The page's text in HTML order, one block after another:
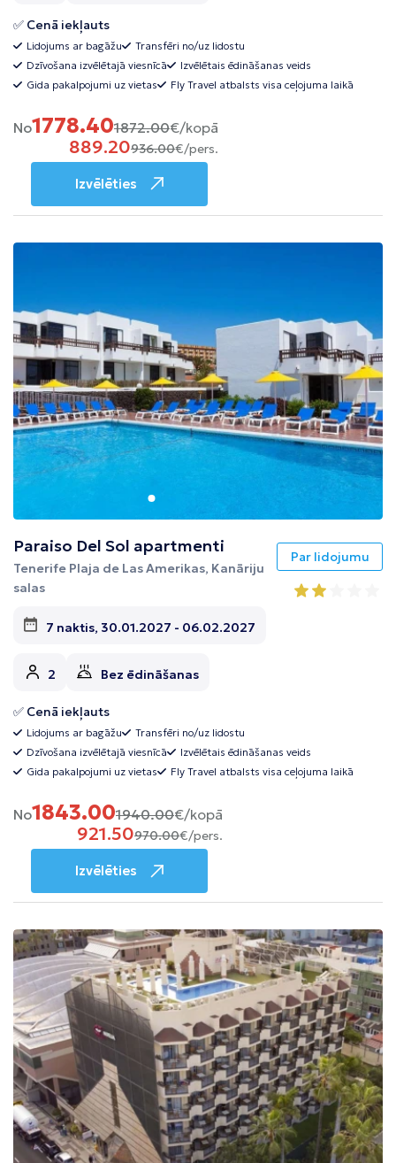
✅ Cenā iekļauts
Lidojums ar bagāžu
Transfēri no/uz lidostu
Dzīvošana izvēlētajā viesnīcā
Izvēlētais ēdināšanas veids
Gida pakalpojumi uz vietas
Fly Travel atbalsts visa ceļojuma laikā
No1778.401872.00€/kopā
889.20936.00€/pers.
Izvēlēties
Paraiso Del Sol apartmenti
Tenerife Plaja de Las Amerikas, Kanāriju
salas
7 naktis, 30.01.2027 - 06.02.2027
2 Bez ēdināšanas
✅ Cenā iekļauts
Lidojums ar bagāžu
Transfēri no/uz lidostu
Dzīvošana izvēlētajā viesnīcā
Izvēlētais ēdināšanas veids
Gida pakalpojumi uz vietas
Fly Travel atbalsts visa ceļojuma laikā
Par lidojumu
No1843.001940.00€/kopā
921.50970.00€/pers.
Izvēlēties